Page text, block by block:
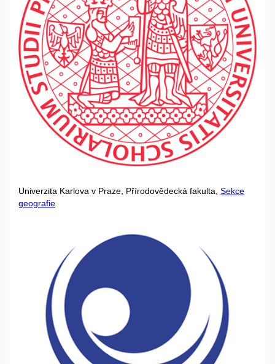
Univerzita Karlova v Praze, Přírodovědecká fakulta, Sekce
geografie